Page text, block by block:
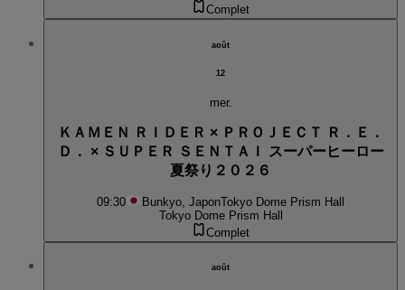
Complet
août
12
mer.
ＫＡＭＥＮ ＲＩＤＥＲ × ＰＲＯＪＥＣＴ Ｒ．Ｅ．
Ｄ． × ＳＵＰＥＲ ＳＥＮＴＡＩ スーパーヒーロー
夏祭り２０２６
09:30 Bunkyo, JaponTokyo Dome Prism Hall
Tokyo Dome Prism Hall
Complet
août